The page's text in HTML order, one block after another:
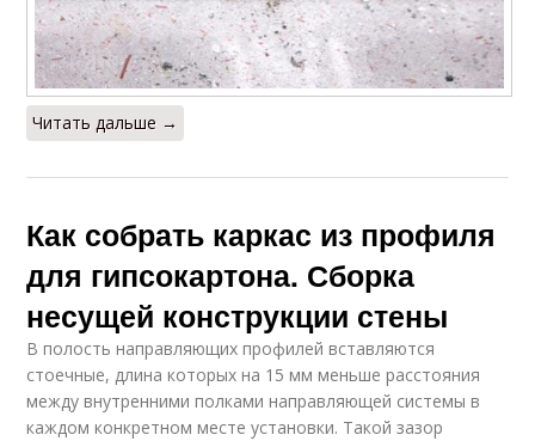
Читать дальше →
Как собрать каркас из профиля
для гипсокартона. Сборка
несущей конструкции стены
В полость направляющих профилей вставляются
стоечные, длина которых на 15 мм меньше расстояния
между внутренними полками направляющей системы в
каждом конкретном месте установки. Такой зазор